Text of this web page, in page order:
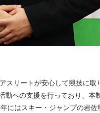
スリートが安心して競技に
への支援を行っており、本
にはスキー・ジャンプの岩佐